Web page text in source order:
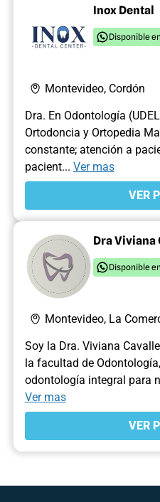
Inox Dental
Disponible
Montevideo, Cordón
Dra. En Odontología
Ortodoncia y Ortopedia
constante; atención a
pacient... Ver mas
VER
Dra Viviana
Disponible
Montevideo, La
Soy la Dra. Viviana
la facultad de
odontología integral para
Ver mas
VER